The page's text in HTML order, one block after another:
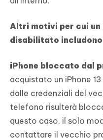
Altri motivi per cui un
disabilitato
iPhone bloccato dal
acquistato un iPhone
dalle credenziali del
telefono risulterà
questo caso, il solo
contattare il vecchio